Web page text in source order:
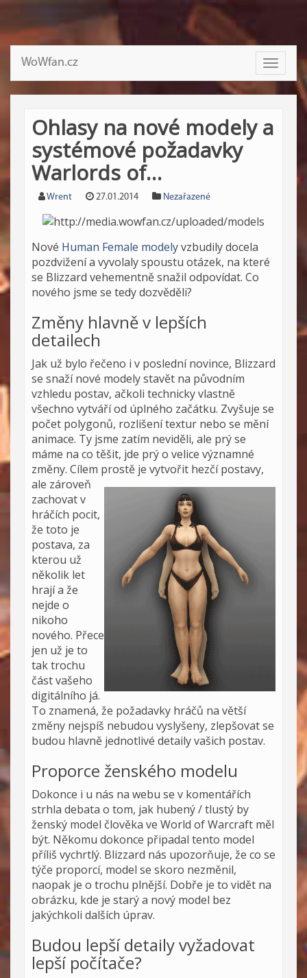
Toggle
WoWfan.cz
Ohlasy na nové modely a
systémové požadavky
Warlords of…
Wrent 27.01.2014 Nezařazené
Nové Human Female modelyvzbudily docela
pozdvižení a vyvolaly spoustu otázek, na které
se Blizzard vehementně snažil odpovídat. Co
nového jsme se tedy dozvěděli?
Změny hlavně v lepších
detailech
Jak už bylo řečeno i v poslední novince, Blizzard
se snaží nové modely stavět na původním
vzhledu postav, ačkoli technicky vlastně
všechno vytváří od úplného začátku. Zvyšuje se
počet polygonů, rozlišení textur nebo se mění
animace. Ty jsme zatím neviděli, ale prý se
máme na co těšit, jde prý o velice významné
změny. Cílem prostě je vytvořit hezčí postavy,
ale zároveň
zachovat v
hráčích pocit,
že toto je
postava, za
kterou už
několik let
hrají a že
nejde o
nikoho
nového. Přece
jen už je to
tak trochu
část vašeho
digitálního já.
To znamená, že požadavky hráčů na větší
změny nejspíš nebudou vyslyšeny, zlepšovat se
budou hlavně jednotlivé detaily vašich postav.
Proporce ženského modelu
Dokonce i u nás na webu se v komentářích
strhla debata o tom, jak hubený / tlustý by
ženský model člověka ve World of Warcraft měl
být. Někomu dokonce připadal tento model
příliš vychrtlý. Blizzard nás upozorňuje, že co se
týče proporcí, model se skoro nezměnil,
naopak je o trochu plnější. Dobře je to vidět na
obrázku, kde je starý a nový model bez
jakýchkoli dalších úprav.
Budou lepší detaily vyžadovat
lepší počítače?